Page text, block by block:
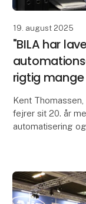
19. august 2025
"BILA har
rigtig
Kent Thomassen,
fejrer sit 20. år
automatisering